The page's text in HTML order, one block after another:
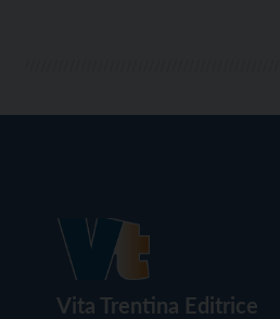
Vita Trentina Editrice